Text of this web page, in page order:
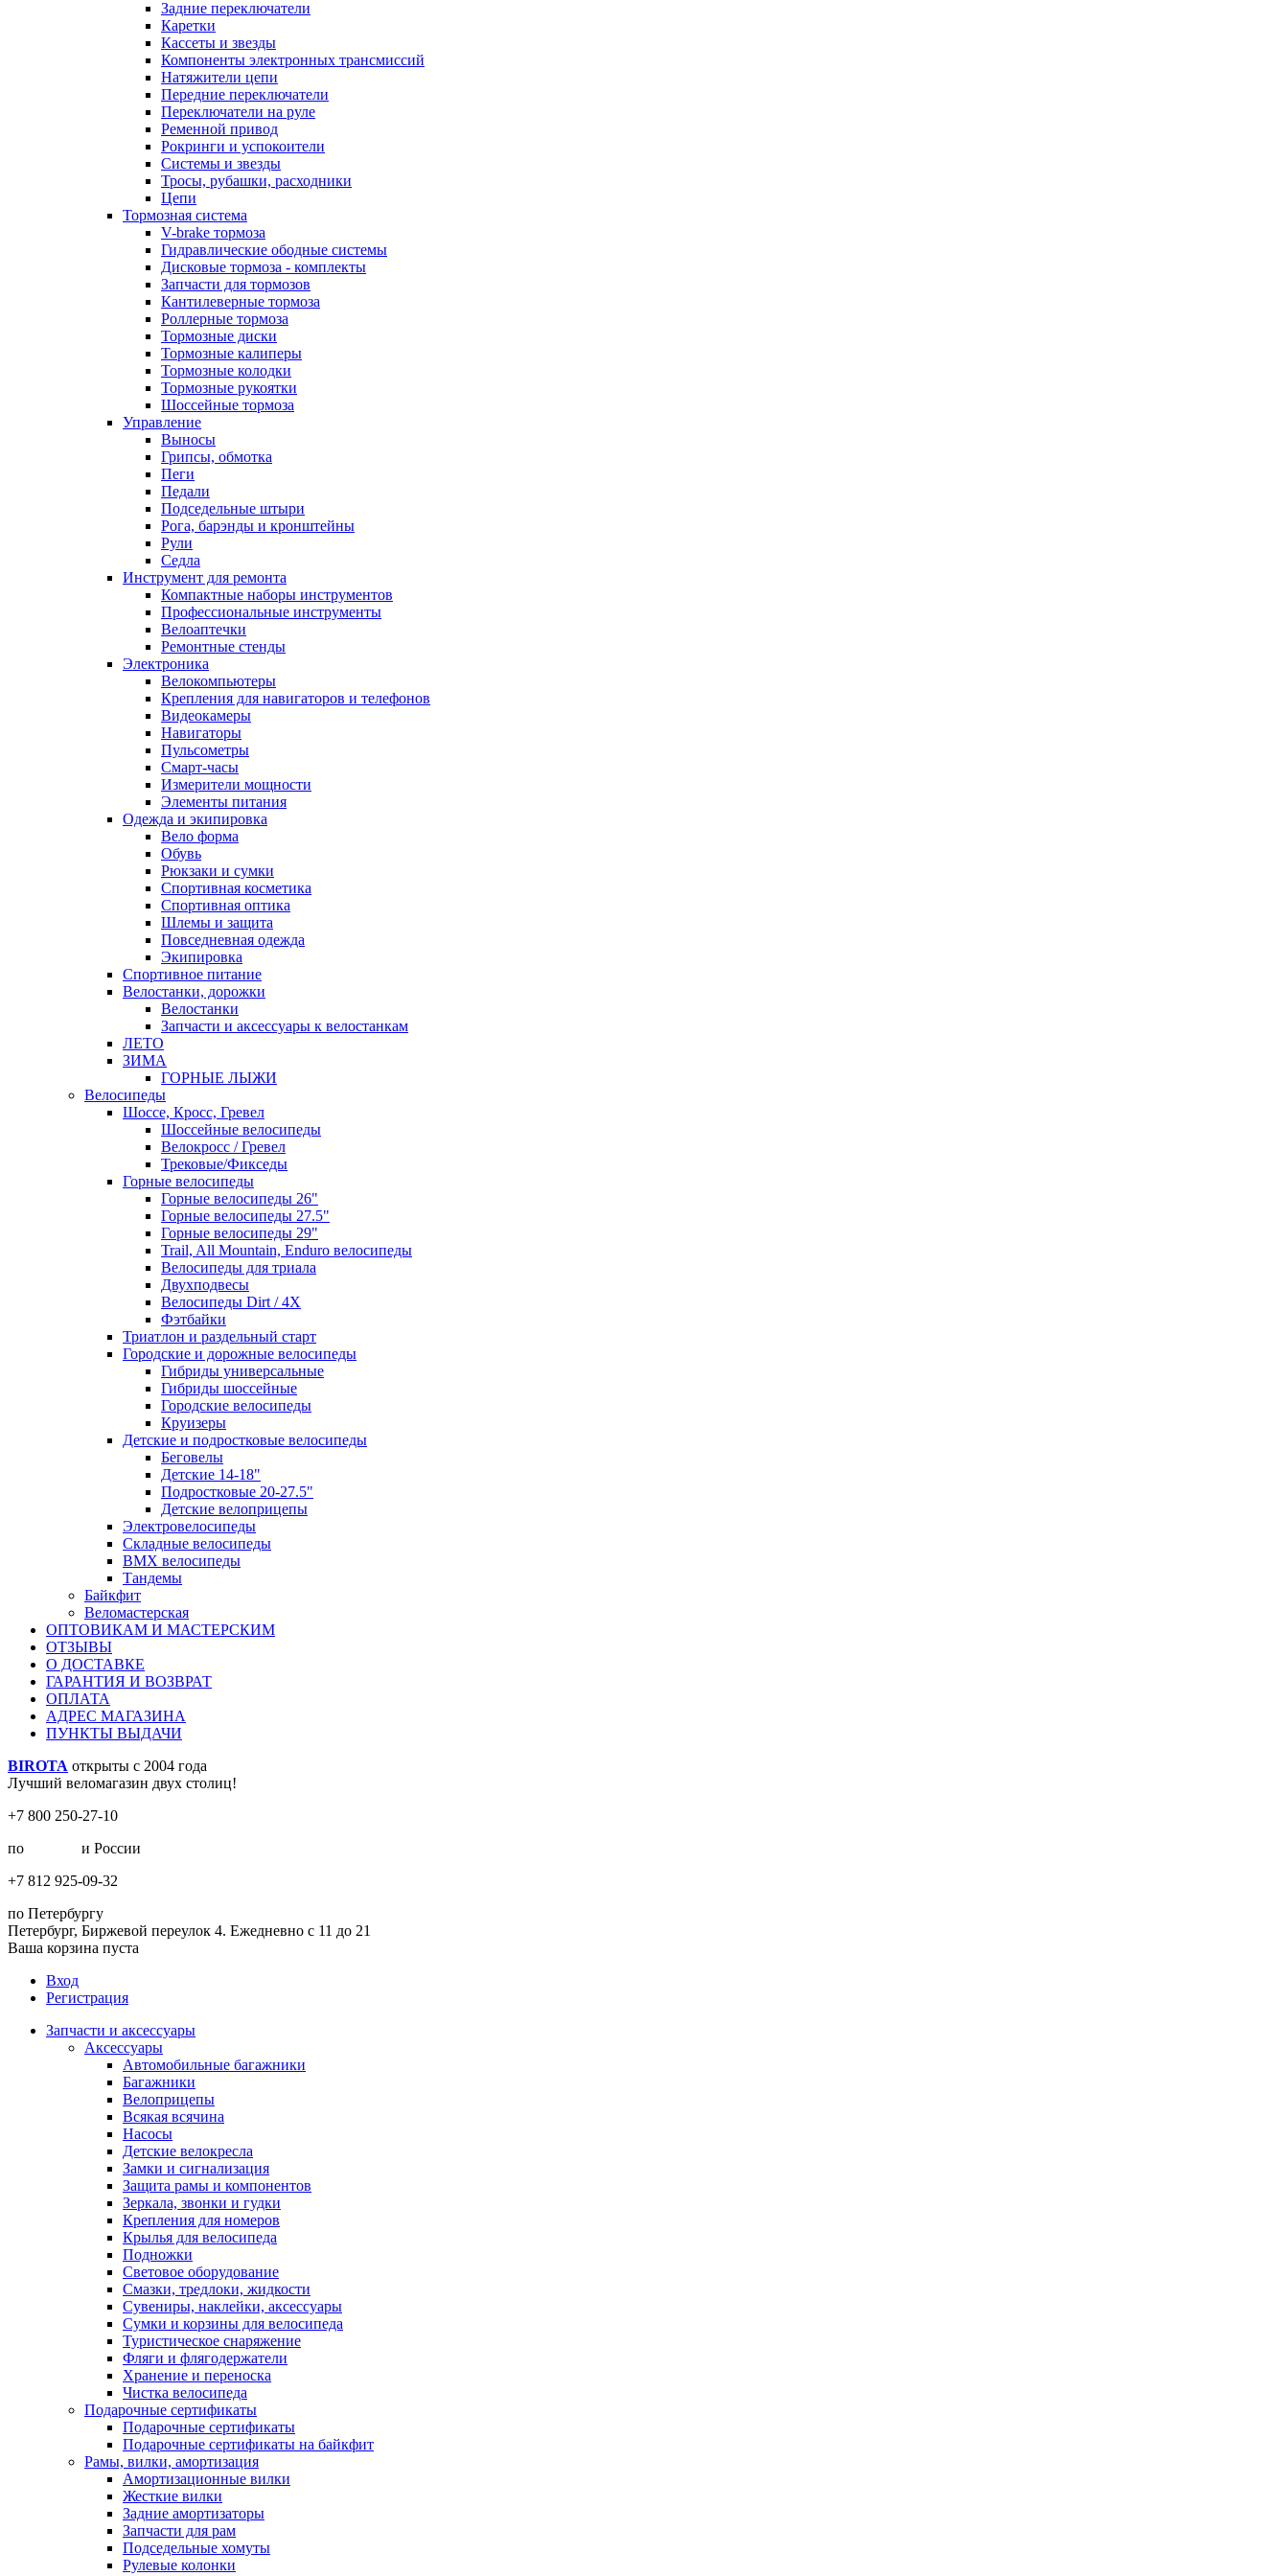
Задние переключатели
Каретки
Кассеты и звезды
Компоненты электронных трансмиссий
Натяжители цепи
Передние переключатели
Переключатели на руле
Ременной привод
Рокринги и успокоители
Системы и звезды
Тросы, рубашки, расходники
Цепи
Тормозная система
V-brake тормоза
Гидравлические ободные системы
Дисковые тормоза - комплекты
Запчасти для тормозов
Кантилеверные тормоза
Роллерные тормоза
Тормозные диски
Тормозные калиперы
Тормозные колодки
Тормозные рукоятки
Шоссейные тормоза
Управление
Выносы
Грипсы, обмотка
Пеги
Педали
Подседельные штыри
Рога, барэнды и кронштейны
Рули
Седла
Инструмент для ремонта
Компактные наборы инструментов
Профессиональные инструменты
Велоаптечки
Ремонтные стенды
Электроника
Велокомпьютеры
Крепления для навигаторов и телефонов
Видеокамеры
Навигаторы
Пульсометры
Смарт-часы
Измерители мощности
Элементы питания
Одежда и экипировка
Вело форма
Обувь
Рюкзаки и сумки
Спортивная косметика
Спортивная оптика
Шлемы и защита
Повседневная одежда
Экипировка
Спортивное питание
Велостанки, дорожки
Велостанки
Запчасти и аксессуары к велостанкам
ЛЕТО
ЗИМА
ГОРНЫЕ ЛЫЖИ
Велосипеды
Шоссе, Кросс, Гревел
Шоссейные велосипеды
Велокросс / Гревел
Трековые/Фикседы
Горные велосипеды
Горные велосипеды 26"
Горные велосипеды 27.5"
Горные велосипеды 29"
Trail, All Mountain, Enduro велосипеды
Велосипеды для триала
Двухподвесы
Велосипеды Dirt / 4X
Фэтбайки
Триатлон и раздельный старт
Городские и дорожные велосипеды
Гибриды универсальные
Гибриды шоссейные
Городские велосипеды
Круизеры
Детские и подростковые велосипеды
Беговелы
Детские 14-18"
Подростковые 20-27.5"
Детские велоприцепы
Электровелосипеды
Складные велосипеды
BMX велосипеды
Тандемы
Байкфит
Веломастерская
ОПТОВИКАМ И МАСТЕРСКИМ
ОТЗЫВЫ
О ДОСТАВКЕ
ГАРАНТИЯ И ВОЗВРАТ
ОПЛАТА
АДРЕС МАГАЗИНА
ПУНКТЫ ВЫДАЧИ
BIROTA открыты с 2004 года
Лучший веломагазин двух столиц!
+7 800 250-27-10
по
и России
+7 812 925-09-32
по Петербургу
Петербург, Биржевой переулок 4. Ежедневно с 11 до 21
Ваша корзина пуста
Вход
Регистрация
Запчасти и аксессуары
Аксессуары
Автомобильные багажники
Багажники
Велоприцепы
Всякая всячина
Насосы
Детские велокресла
Замки и сигнализация
Защита рамы и компонентов
Зеркала, звонки и гудки
Крепления для номеров
Крылья для велосипеда
Подножки
Световое оборудование
Смазки, тредлоки, жидкости
Сувениры, наклейки, аксессуары
Сумки и корзины для велосипеда
Туристическое снаряжение
Фляги и флягодержатели
Хранение и переноска
Чистка велосипеда
Подарочные сертификаты
Подарочные сертификаты
Подарочные сертификаты на байкфит
Рамы, вилки, амортизация
Амортизационные вилки
Жесткие вилки
Задние амортизаторы
Запчасти для рам
Подседельные хомуты
Рулевые колонки